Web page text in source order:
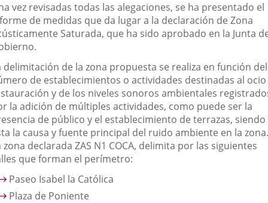
vez revisadas todas las alegaciones, se ha presentado el
de medidas que da lugar a la declaración de Zona
Saturada, que ha sido aprobado en la Junta
delimitación de la zona propuesta se realiza en función del
de establecimientos o actividades destinadas al ocio
y de los niveles sonoros ambientales
la adición de múltiples actividades, como puede ser la
de público y el establecimiento de terrazas, siendo
la causa y fuente principal del ruido ambiente en la zona.
zona declarada ZAS N1 COCA, delimita por las siguientes
que forman el perímetro:
Paseo Isabel la Católica
Plaza de Poniente